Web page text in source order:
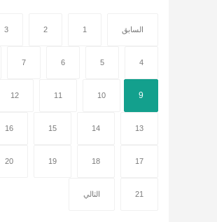
السابق 1
2
3
4
5
6
7
9
10
11
12
13
14
15
16
17
18
19
20
21 التالي